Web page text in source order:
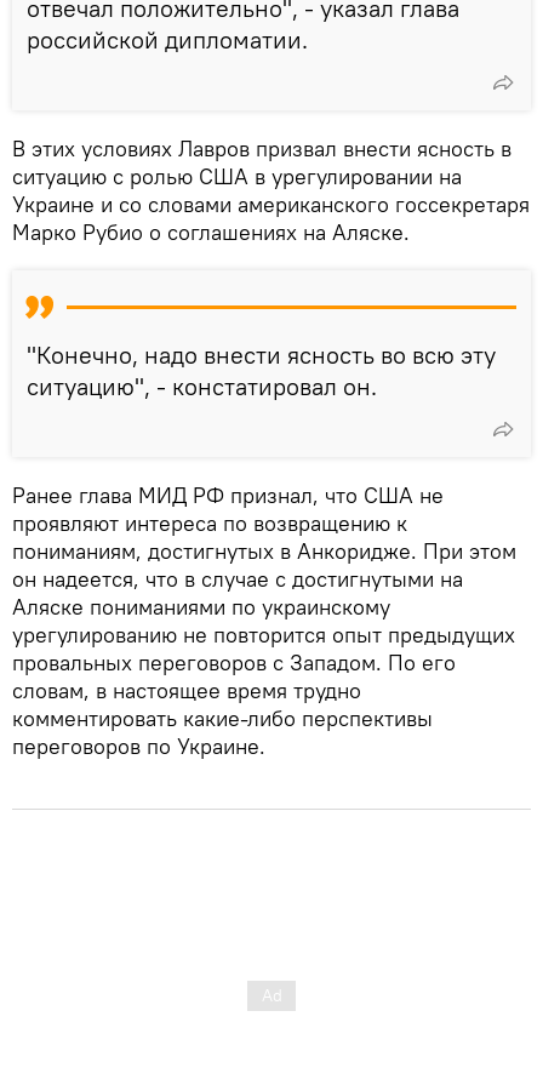
отвечал положительно", - указал глава
российской дипломатии.
В этих условиях Лавров призвал внести ясность в
ситуацию с ролью США в урегулировании на
Украине и со словами американского госсекретаря
Марко Рубио о соглашениях на Аляске.
"Конечно, надо внести ясность во всю эту
ситуацию", - констатировал он.
Ранее глава МИД РФ признал, что США не
проявляют интереса по возвращению к
пониманиям, достигнутых в Анкоридже. При этом
он надеется, что в случае с достигнутыми на
Аляске пониманиями по украинскому
урегулированию не повторится опыт предыдущих
провальных переговоров с Западом. По его
словам, в настоящее время трудно
комментировать какие-либо перспективы
переговоров по Украине.